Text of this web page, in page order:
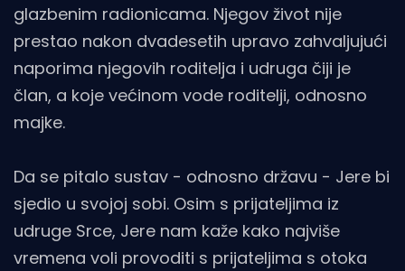
glazbenim radionicama. Njegov život nije
prestao nakon dvadesetih upravo zahvaljujući
naporima njegovih roditelja i udruga čiji je
član, a koje većinom vode roditelji, odnosno
majke.
Da se pitalo sustav - odnosno državu - Jere bi
sjedio u svojoj sobi. Osim s prijateljima iz
udruge Srce, Jere nam kaže kako najviše
vremena voli provoditi s prijateljima s otoka